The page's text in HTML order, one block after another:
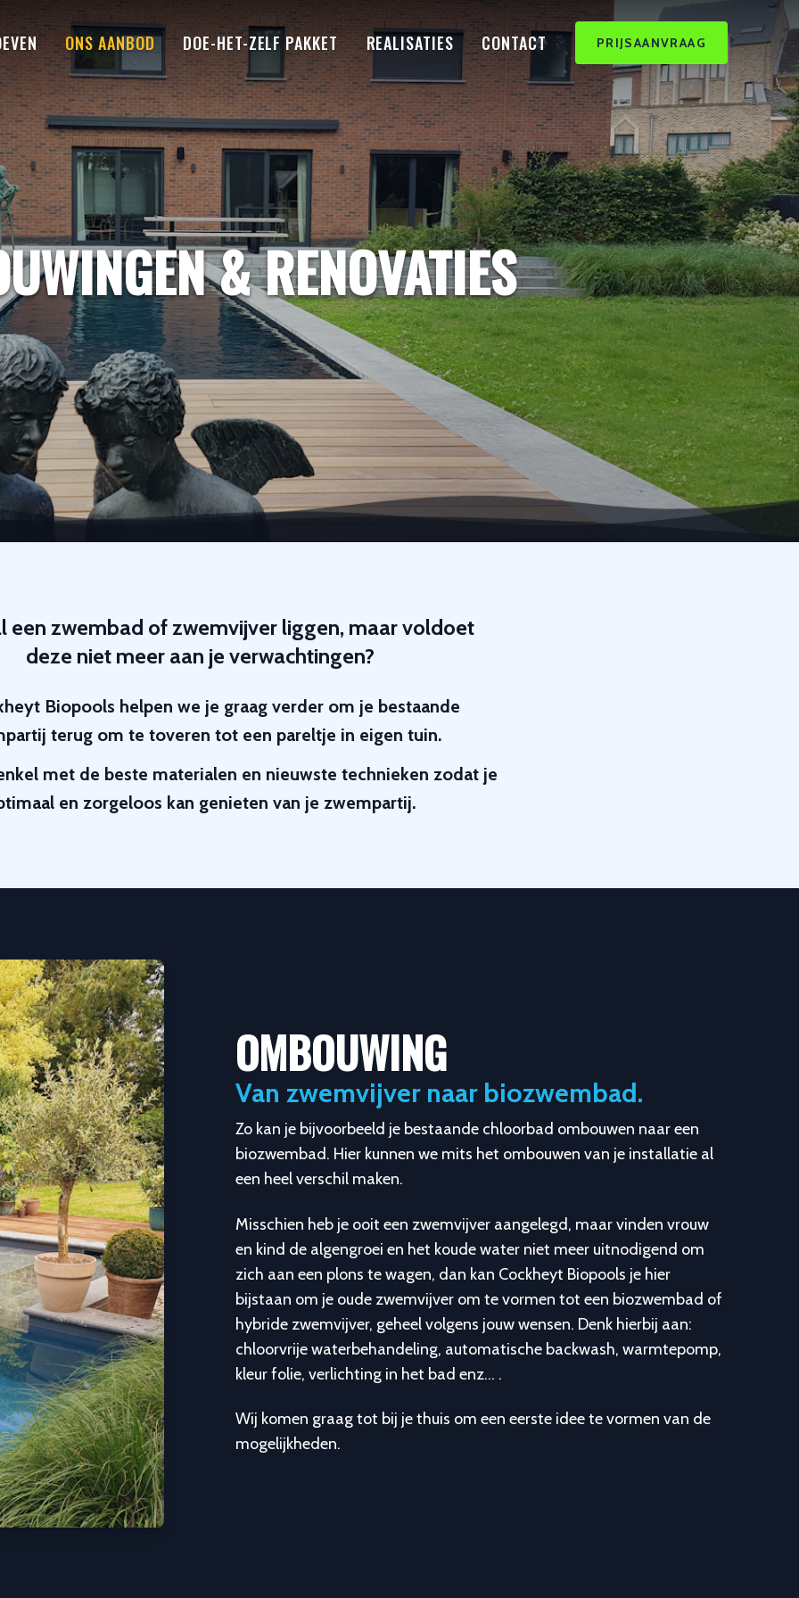
ONS AANBOD DOE-HET-ZELF PAKKET REALISATIES CONTACT PRIJSAANVRAAG
& RENOVATIES
een zwembad of zwemvijver liggen, maar voldoet
deze niet meer aan je verwachtingen?
Biopools helpen we je graag verder om je bestaande
terug om te toveren tot een pareltje in eigen tuin.
met de beste materialen en nieuwste technieken zodat je
en zorgeloos kan genieten van je zwempartij.
OMBOUWING
Van zwemvijver naar biozwembad.
Zo kan je bijvoorbeeld je bestaande chloorbad ombouwen naar een
biozwembad. Hier kunnen we mits het ombouwen van je installatie al
een heel verschil maken.
Misschien heb je ooit een zwemvijver aangelegd, maar vinden vrouw
en kind de algengroei en het koude water niet meer uitnodigend om
zich aan een plons te wagen, dan kan Cockheyt Biopools je hier
bijstaan om je oude zwemvijver om te vormen tot een biozwembad of
hybride zwemvijver, geheel volgens jouw wensen. Denk hierbij aan:
chloorvrije waterbehandeling, automatische backwash, warmtepomp,
kleur folie, verlichting in het bad enz… .
Wij komen graag tot bij je thuis om een eerste idee te vormen van de
mogelijkheden.